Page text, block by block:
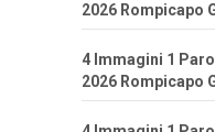
2026 Rompicapo
4 Immagini 1
2026 Rompicapo